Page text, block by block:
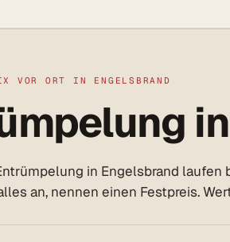
VOR ORT IN ENGELSBRAND
in Engelsbrand
an, nennen einen Festpreis.